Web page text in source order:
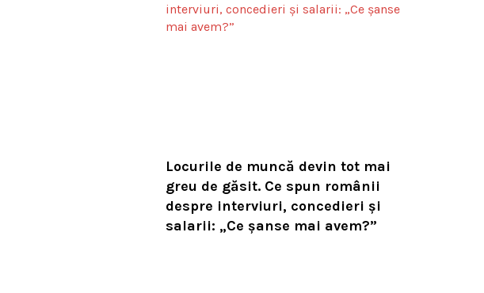
Locurile de muncă devin tot mai
greu de găsit. Ce spun românii
despre interviuri, concedieri și
salarii: „Ce șanse mai avem?”